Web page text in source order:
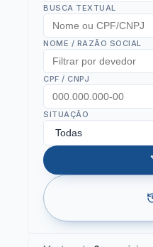
BUSCA TEXTUAL
NOME / RAZÃO SOCIAL
CPF / CNPJ
SITUAÇÃO